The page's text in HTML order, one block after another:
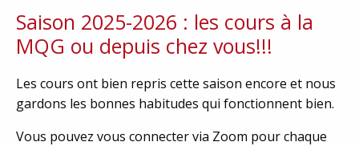
Saison 2025-2026 : les cours à la
MQG ou depuis chez vous!!!
Les cours ont bien repris cette saison encore et nous
gardons les bonnes habitudes qui fonctionnent bien.
Vous pouvez vous connecter via Zoom pour chaque